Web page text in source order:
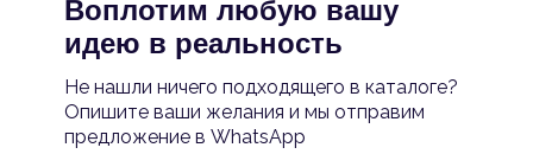
Воплотим любую вашу
идею в реальность
Не нашли ничего подходящего в каталоге?
Опишите ваши желания и мы отправим
предложение в WhatsApp